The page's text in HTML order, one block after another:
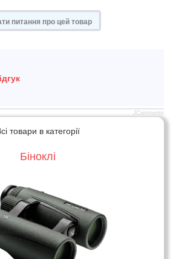
питання про цей товар
JComments
товари в категорії
Біноклі